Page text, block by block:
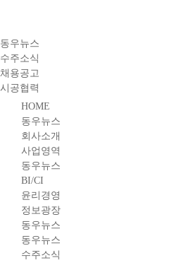
동우뉴스
수주소식
채용공고
시공협력
HOME
동우뉴스
회사소개
사업영역
동우뉴스
BI/CI
윤리경영
정보광장
동우뉴스
동우뉴스
수주소식